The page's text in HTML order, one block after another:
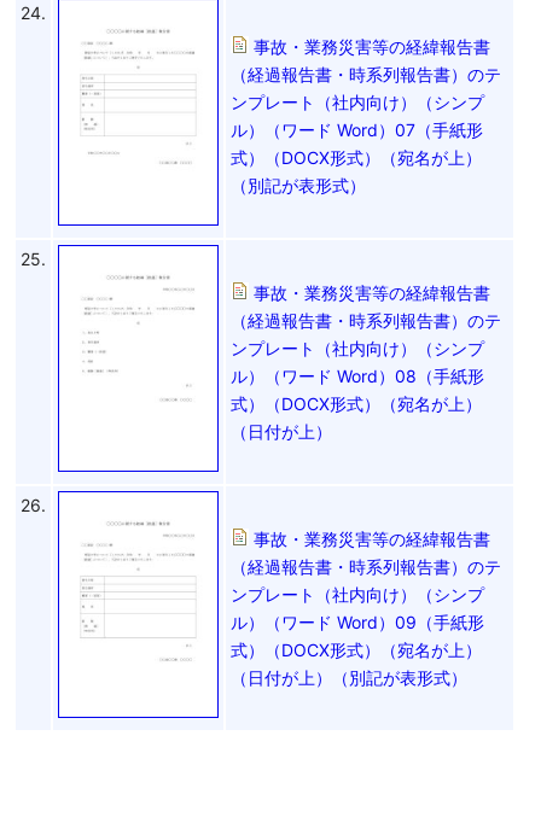
24.
事故・業務災害等の経緯報告書
（経過報告書・時系列報告書）のテ
ンプレート（社内向け）（シンプ
ル）（ワード Word）07（手紙形
式）（DOCX形式）（宛名が上）
（別記が表形式）
25.
事故・業務災害等の経緯報告書
（経過報告書・時系列報告書）のテ
ンプレート（社内向け）（シンプ
ル）（ワード Word）08（手紙形
式）（DOCX形式）（宛名が上）
（日付が上）
26.
事故・業務災害等の経緯報告書
（経過報告書・時系列報告書）のテ
ンプレート（社内向け）（シンプ
ル）（ワード Word）09（手紙形
式）（DOCX形式）（宛名が上）
（日付が上）（別記が表形式）